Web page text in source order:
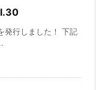
発行しました！ 下記